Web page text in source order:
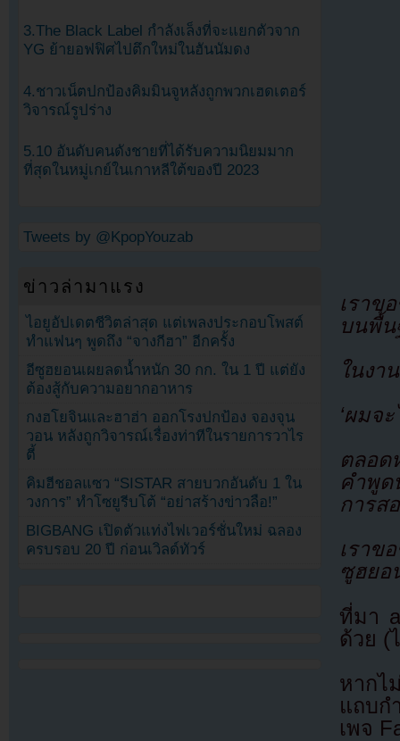
เราข
บนพื้น
ในงา
‘ผมจ
ตลอด
คำพู
การส
เราข
ซูฮยอ
ที่มา
ด้วย (
หากไ
แถบก
เพจ
3.The Black Label กำลังเล็งที่จะแยกตัวจาก
YG ย้ายอฟฟิศไปตึกใหม่ในฮันนัมดง
4.ชาวเน็ตปกป้องคิมมินจูหลังถูกพวกเฮดเตอร์
วิจารณ์รูปร่าง
5.10 อันดับคนดังชายที่ได้รับความนิยมมาก
ที่สุดในหมู่เกย์ในเกาหลีใต้ของปี 2023
Tweets by @KpopYouzab
ข่าวล่ามาแรง
ไอยูอัปเดตชีวิตล่าสุด แต่เพลงประกอบโพสต์
ทำแฟนๆ พูดถึง “จางกีฮา” อีกครั้ง
อีซูฮยอนเผยลดน้ำหนัก 30 กก. ใน 1 ปี แต่ยัง
ต้องสู้กับความอยากอาหาร
กงฮโยจินและฮาฮ่า ออกโรงปกป้อง จองจุน
วอน หลังถูกวิจารณ์เรื่องท่าทีในรายการวาไร
ตี้
คิมฮีชอลแซว “SISTAR สายบวกอันดับ 1 ใน
วงการ” ทำโซยูรีบโต้ “อย่าสร้างข่าวลือ!”
BIGBANG เปิดตัวแท่งไฟเวอร์ชั่นใหม่ ฉลอง
ครบรอบ 20 ปี ก่อนเวิลด์ทัวร์